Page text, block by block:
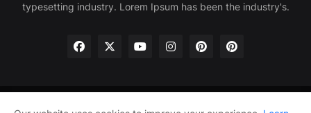
typesetting industry. Lorem Ipsum has been the industry's.